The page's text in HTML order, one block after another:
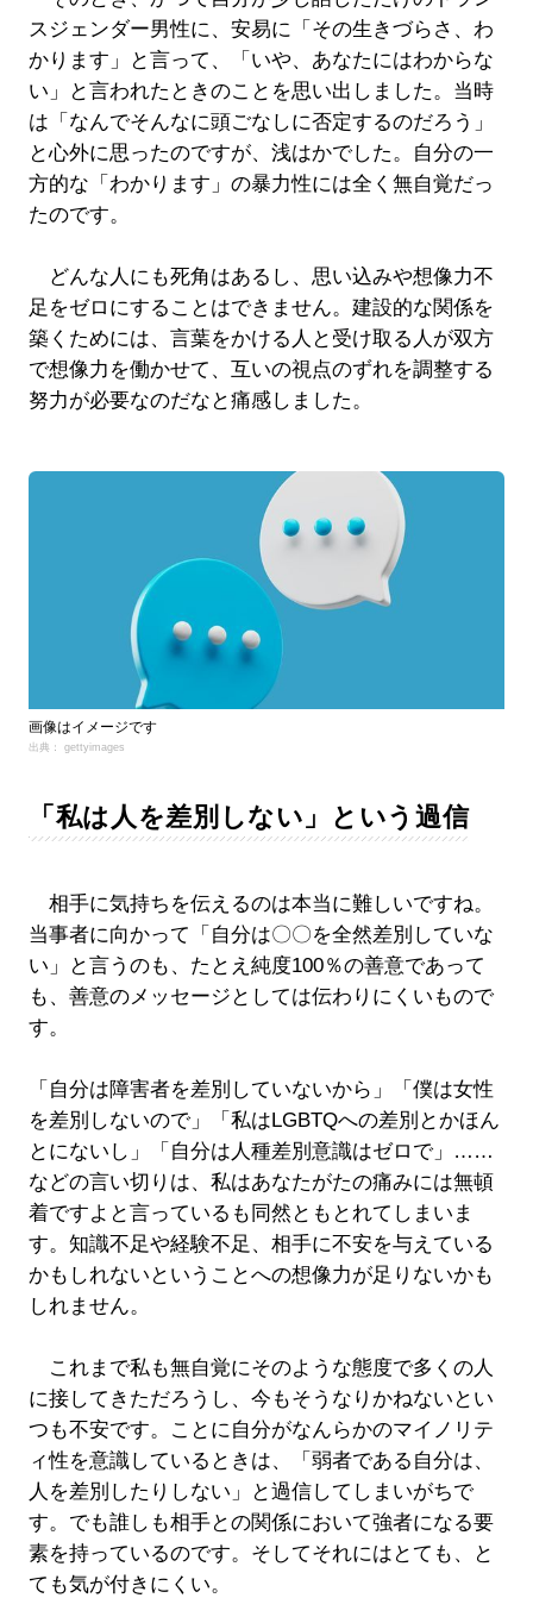
スジェンダー男性に、安易に「その生きづらさ、わ
かります」と言って、「いや、あなたにはわからな
い」と言われたときのことを思い出しました。当時
は「なんでそんなに頭ごなしに否定するのだろう」
と心外に思ったのですが、浅はかでした。自分の一
方的な「わかります」の暴力性には全く無自覚だっ
たのです。
どんな人にも死角はあるし、思い込みや想像力不
足をゼロにすることはできません。建設的な関係を
築くためには、言葉をかける人と受け取る人が双方
で想像力を働かせて、互いの視点のずれを調整する
努力が必要なのだなと痛感しました。
画像はイメージです
出典： gettyimages
「私は人を差別しない」という過信
相手に気持ちを伝えるのは本当に難しいですね。
当事者に向かって「自分は〇〇を全然差別していな
い」と言うのも、たとえ純度100％の善意であって
も、善意のメッセージとしては伝わりにくいもので
す。
「自分は障害者を差別していないから」「僕は女性
を差別しないので」「私はLGBTQへの差別とかほん
とにないし」「自分は人種差別意識はゼロで」……
などの言い切りは、私はあなたがたの痛みには無頓
着ですよと言っているも同然ともとれてしまいま
す。知識不足や経験不足、相手に不安を与えている
かもしれないということへの想像力が足りないかも
しれません。
これまで私も無自覚にそのような態度で多くの人
に接してきただろうし、今もそうなりかねないとい
つも不安です。ことに自分がなんらかのマイノリテ
ィ性を意識しているときは、「弱者である自分は、
人を差別したりしない」と過信してしまいがちで
す。でも誰しも相手との関係において強者になる要
素を持っているのです。そしてそれにはとても、と
ても気が付きにくい。